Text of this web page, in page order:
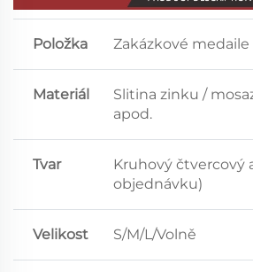
Položka Zakázkové medaile
Materiál
Slitina zinku /
apod.
Tvar
Kruhový čtvercový
objednávku)
Velikost S/M/L/Volně